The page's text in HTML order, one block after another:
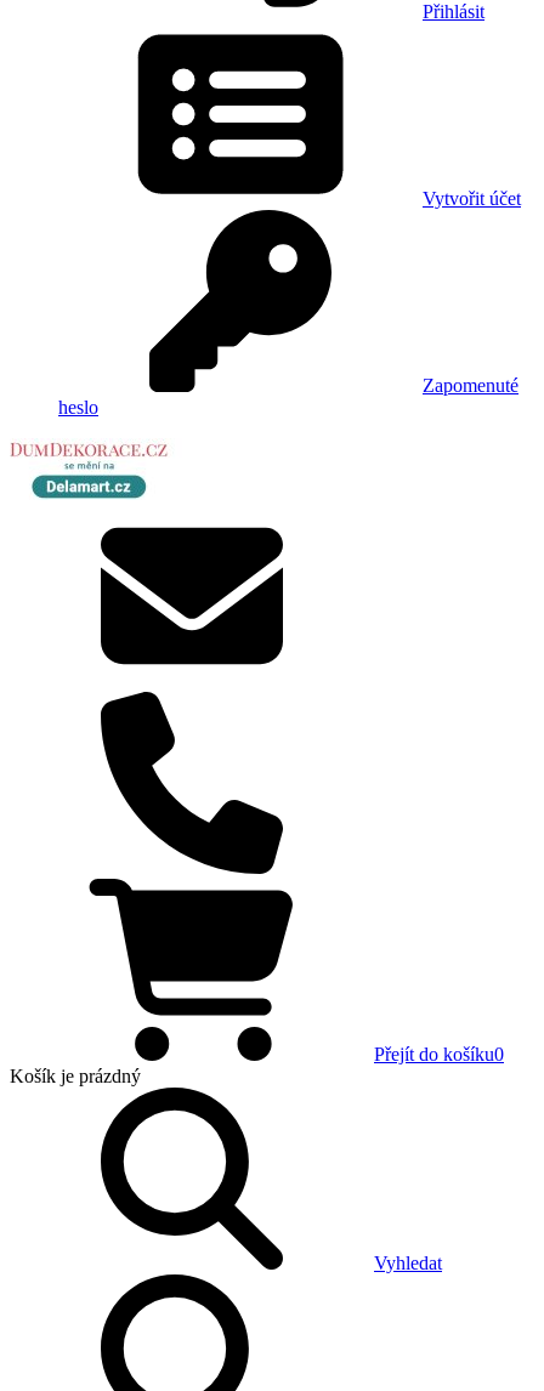
Přihlásit
Vytvořit účet
Zapomenuté
heslo
Přejít do košíku0
Košík je prázdný
Vyhledat